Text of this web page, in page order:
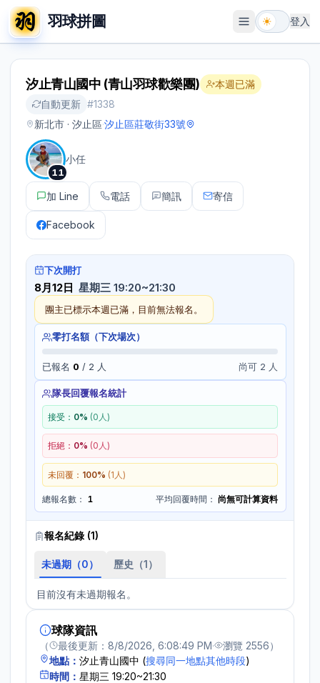
羽球拼圖 開啟選單
登入
汐止青山國中 (青山羽球歡樂團)
本週已滿
自動更新 #1338
新北市 · 汐止區·汐止區莊敬街33號
11
小任
加 Line 電話 簡訊 寄信
Facebook
球隊資訊
（ 最後更新： 8/8/2026, 6:08:49 PM· 瀏覽 2556）
地點： 汐止青山國中 (搜尋同一地點其他時段)
時間： 星期三 19:20~21:30
下次開打
8月12日 星期三 19:20~21:30
團主已標示本週已滿，目前無法報名。
零打名額（下次場次）
已報名 0 / 2 人 尚可 2 人
隊長回覆報名統計
接受： 0% (0 人)
拒絕： 0% (0 人)
未回覆： 100% (1 人)
總報名數： 1 平均回覆時間： 尚無可計算資料
報名紀錄 (1)
未過期（0） 歷史（1）
目前沒有未過期報名。